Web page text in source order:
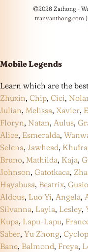
©2026 Zathong -
tranvanthong.com |
Mobile Legends
Learn which are the
Zhuxin, Chip, Cici,
Julian, Melissa, Xavier,
Floryn, Natan, Aulus,
Alice, Esmeralda,
Selena, Jawhead, Khufra
Bruno, Mathilda, Kaja,
Johnson, Gatotkaca,
Hayabusa, Beatrix,
Aldous, Luo Yi, Angela,
Silvanna, Layla, Lesley,
Kupa, Lapu-Lapu,
Saber, Yu Zhong,
Bane, Balmond, Freya,